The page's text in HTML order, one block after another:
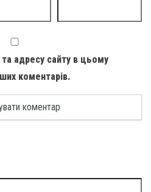
адресу сайту в цьому
коментарів.